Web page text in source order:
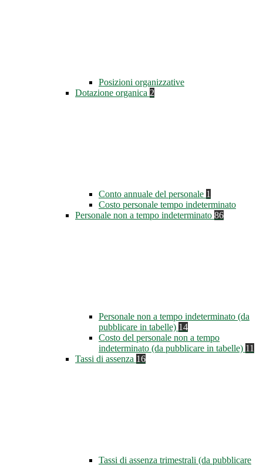
Posizioni organizzative
Dotazione organica 2
Conto annuale del personale 1
Costo personale tempo indeterminato
Personale non a tempo indeterminato 86
Personale non a tempo indeterminato (da
pubblicare in tabelle) 14
Costo del personale non a tempo
indeterminato (da pubblicare in tabelle) 11
Tassi di assenza 16
Tassi di assenza trimestrali (da pubblicare